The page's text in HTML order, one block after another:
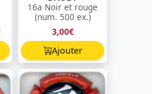
16a Noir et rouge
(num. 500 ex.)
3,00€
Ajouter